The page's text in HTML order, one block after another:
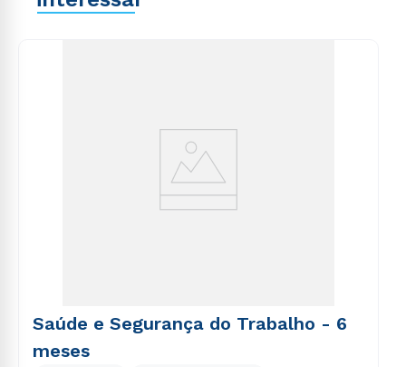
explicabo. Nemo enim ipsam voluptatem quia
Saúde e Segurança do Trabalho - 6
meses